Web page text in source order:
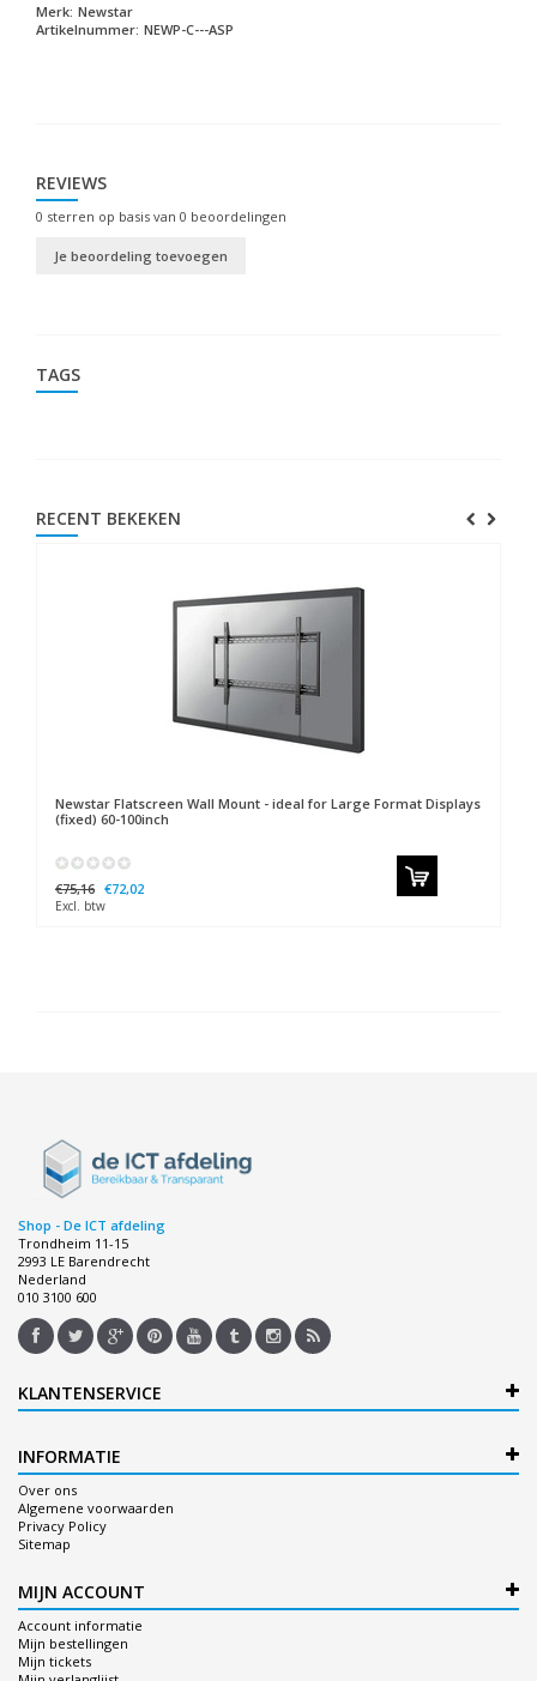
Merk: Newstar
Artikelnummer: NEWP-C---ASP
REVIEWS
0 sterren op basis van 0 beoordelingen
Je beoordeling toevoegen
TAGS
RECENT BEKEKEN
Newstar Flatscreen Wall Mount - ideal for Large Format Displays
(fixed) 60-100inch
€75,16 €72,02
Excl. btw
Shop - De ICT afdeling
Trondheim 11-15
2993 LE Barendrecht
Nederland
010 3100 600
KLANTENSERVICE
INFORMATIE
Over ons
Algemene voorwaarden
Privacy Policy
Sitemap
MIJN ACCOUNT
Account informatie
Mijn bestellingen
Mijn tickets